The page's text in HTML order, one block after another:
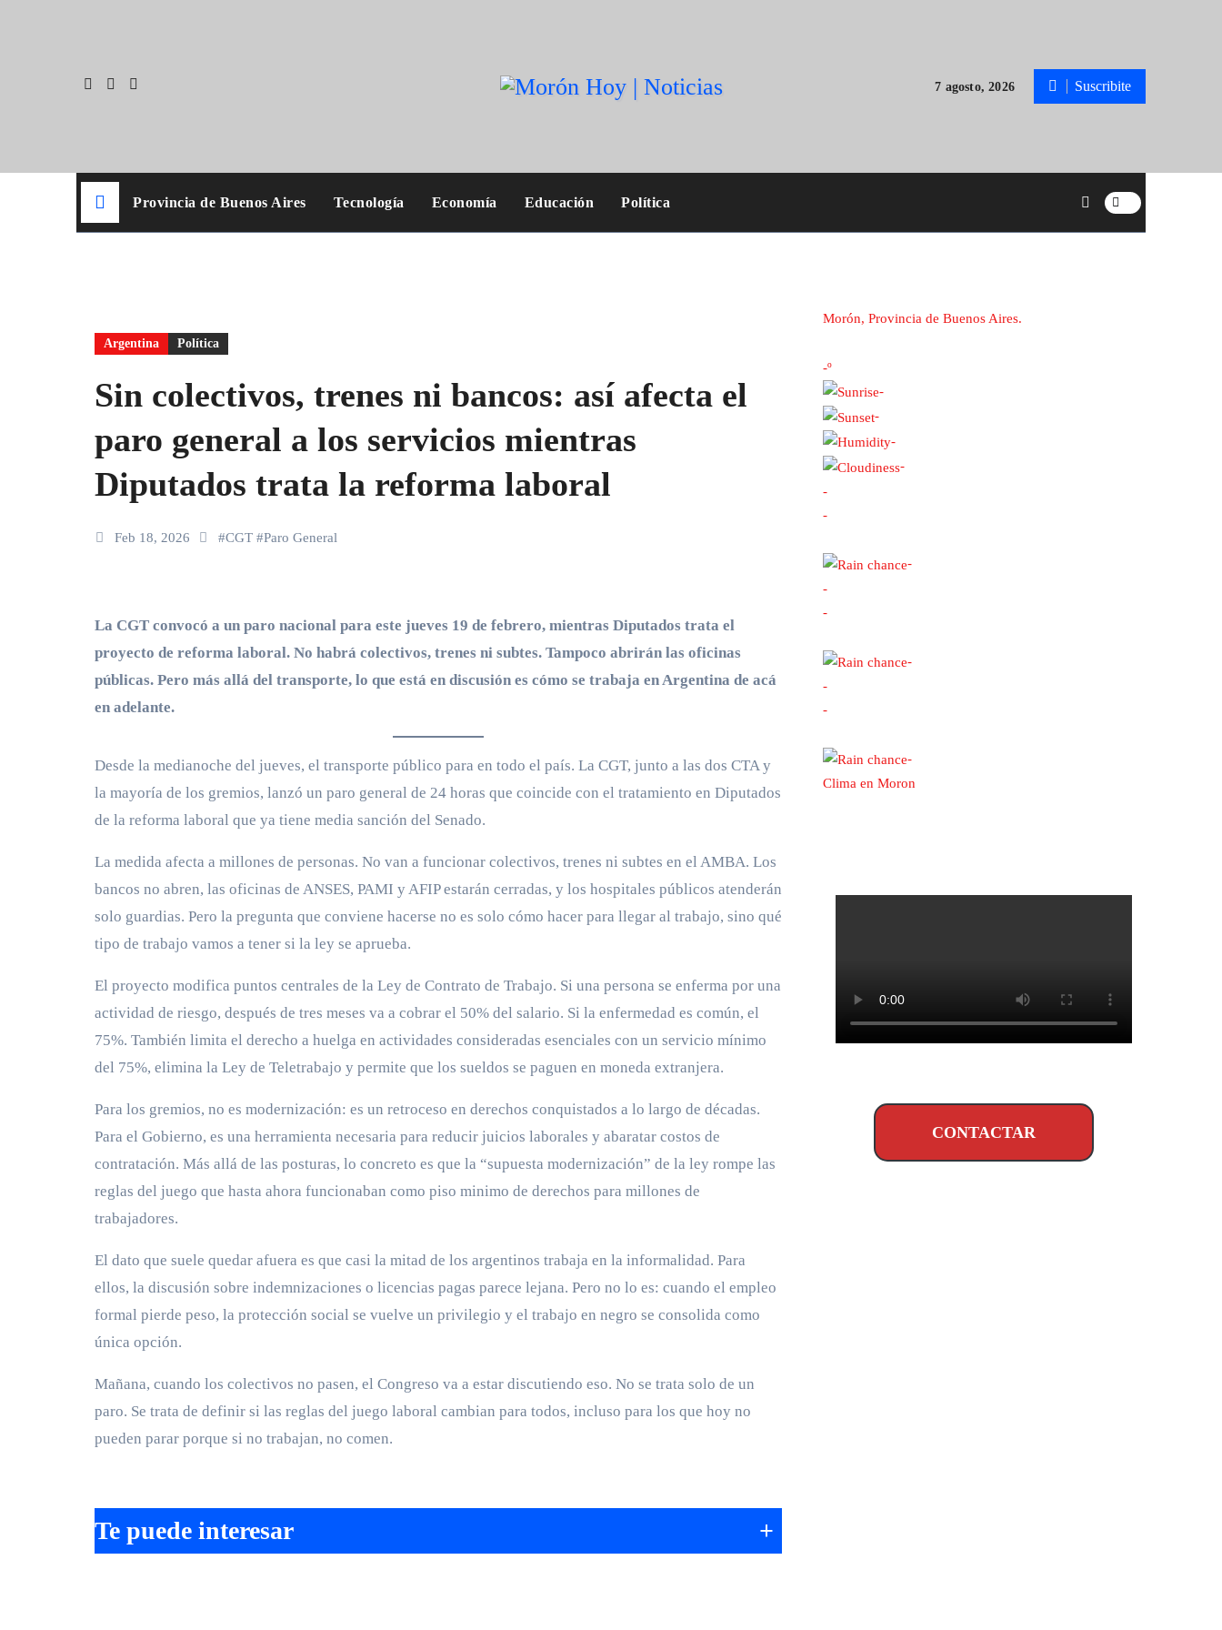
7 agosto, 2026 Suscribite
Provincia de Buenos Aires Tecnología Economía Educación Política
Argentina Política
Sin colectivos, trenes ni bancos: así afecta el
paro general a los servicios mientras
Diputados trata la reforma laboral
Feb 18, 2026 #CGT #Paro General
La CGT convocó a un paro nacional para este jueves 19 de febrero, mientras Diputados trata el
proyecto de reforma laboral. No habrá colectivos, trenes ni subtes. Tampoco abrirán las oficinas
públicas. Pero más allá del transporte, lo que está en discusión es cómo se trabaja en Argentina de acá
en adelante.
Desde la medianoche del jueves, el transporte público para en todo el país. La CGT, junto a las dos CTA y
la mayoría de los gremios, lanzó un paro general de 24 horas que coincide con el tratamiento en Diputados
de la reforma laboral que ya tiene media sanción del Senado.
La medida afecta a millones de personas. No van a funcionar colectivos, trenes ni subtes en el AMBA. Los
bancos no abren, las oficinas de ANSES, PAMI y AFIP estarán cerradas, y los hospitales públicos atenderán
solo guardias. Pero la pregunta que conviene hacerse no es solo cómo hacer para llegar al trabajo, sino qué
tipo de trabajo vamos a tener si la ley se aprueba.
El proyecto modifica puntos centrales de la Ley de Contrato de Trabajo. Si una persona se enferma por una
actividad de riesgo, después de tres meses va a cobrar el 50% del salario. Si la enfermedad es común, el
75%. También limita el derecho a huelga en actividades consideradas esenciales con un servicio mínimo
del 75%, elimina la Ley de Teletrabajo y permite que los sueldos se paguen en moneda extranjera.
Para los gremios, no es modernización: es un retroceso en derechos conquistados a lo largo de décadas.
Para el Gobierno, es una herramienta necesaria para reducir juicios laborales y abaratar costos de
contratación. Más allá de las posturas, lo concreto es que la “supuesta modernización” de la ley rompe las
reglas del juego que hasta ahora funcionaban como piso minimo de derechos para millones de
trabajadores.
El dato que suele quedar afuera es que casi la mitad de los argentinos trabaja en la informalidad. Para
ellos, la discusión sobre indemnizaciones o licencias pagas parece lejana. Pero no lo es: cuando el empleo
formal pierde peso, la protección social se vuelve un privilegio y el trabajo en negro se consolida como
única opción.
Mañana, cuando los colectivos no pasen, el Congreso va a estar discutiendo eso. No se trata solo de un
paro. Se trata de definir si las reglas del juego laboral cambian para todos, incluso para los que hoy no
pueden parar porque si no trabajan, no comen.
Te puede interesar +
Morón, Provincia de Buenos Aires.
-º
-
-
-
-
-
-
-
-
-
-
-
-
-
Clima en Moron
CONTACTAR